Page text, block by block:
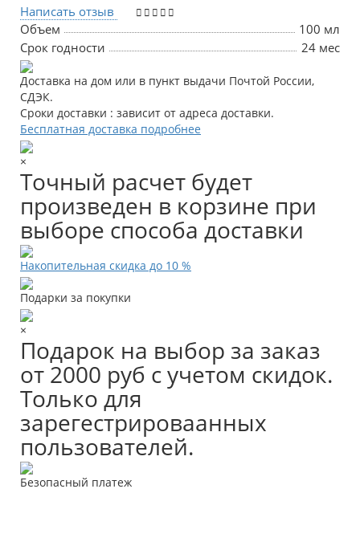
Написать отзыв
Объем
100 мл
Срок годности
24 мес
Доставка на дом или в пункт выдачи Почтой России,
СДЭК.
Сроки доставки : зависит от адреса доставки.
Бесплатная доставка подробнее
×
Точный расчет будет
произведен в корзине при
выборе способа доставки
Накопительная скидка до 10 %
Подарки за покупки
×
Подарок на выбор за заказ
от 2000 руб с учетом скидок.
Только для
зарегестрироваанных
пользователей.
Безопасный платеж